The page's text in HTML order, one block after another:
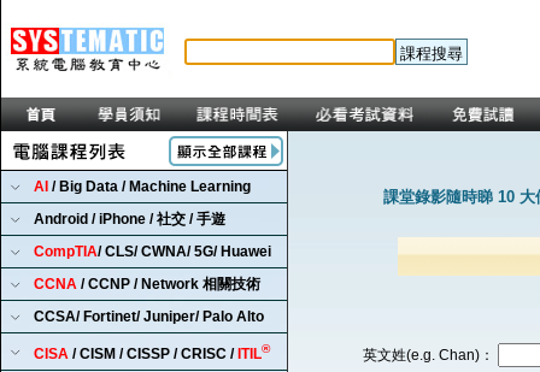
AI / Big Data / Machine Learning
Android / iPhone / 社交 / 手遊
CompTIA/ CLS/ CWNA/ 5G/ Huawei
CCNA / CCNP / Network 相關技術
CCSA/ Fortinet/ Juniper/ Palo Alto
CISA / CISM / CISSP / CRISC / ITIL®
課堂錄影隨時睇 10 大
英文姓(e.g. Chan)：